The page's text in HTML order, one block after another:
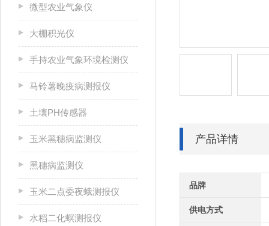
微型农业气象仪
大棚积光仪
手持农业气象环境检测仪
马铃薯晚疫病测报仪
土壤PH传感器
玉米黑穗病监测仪
黑穗病监测仪
玉米二点委夜蛾测报仪
水稻二化螟测报仪
产品详情
品牌
供电方式